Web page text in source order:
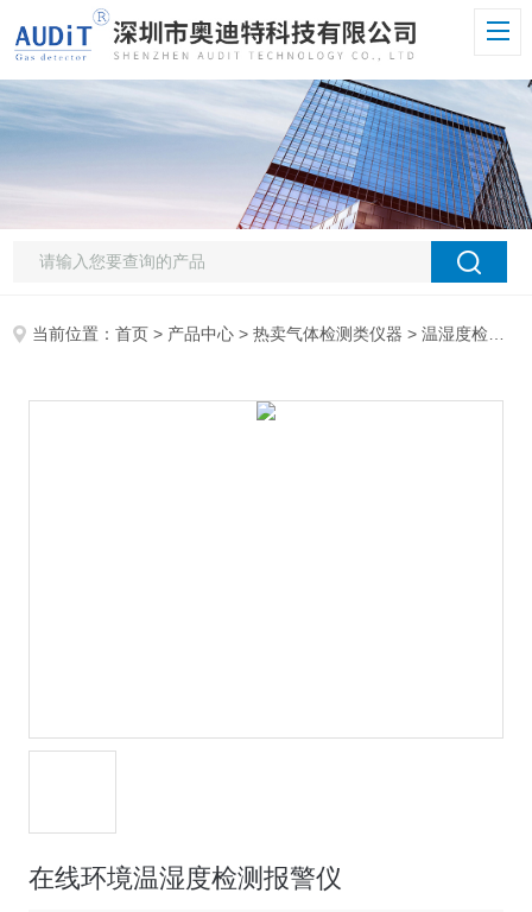
当前位置：首页 > 产品中心 >热卖气体检测类仪器 >温湿度检测仪
在线环境温湿度检测报警仪